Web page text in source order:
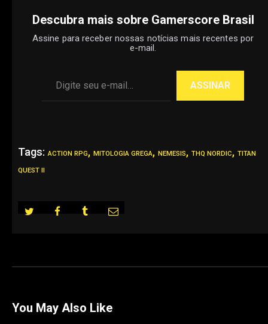
Descubra mais sobre Gamerscore Brasil
Assine para receber nossas notícias mais recentes por
e-mail.
ASSINAR
Tags: ACTION RPG, MITOLOGIA GREGA, NEMESIS, THQ NORDIC, TITAN
QUEST II
You May Also Like